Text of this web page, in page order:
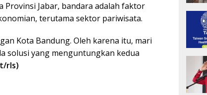
Provinsi Jabar, bandara adalah faktor
terutama sektor pariwisata.
Kota Bandung. Oleh karena itu, mari
solusi yang menguntungkan kedua
rls)